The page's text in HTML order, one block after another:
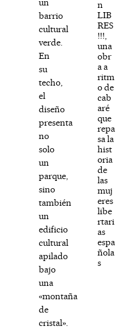
un
barrio
cultural
verde.
En
su
techo,
el
diseño
presenta
no
solo
un
parque,
sino
también
un
edificio
cultural
apilado
bajo
una
«montaña
de
cristal».
n
LIB
RES
!!!,
una
obr
a a
ritm
o de
cab
aré
que
repa
sa la
hist
oria
de
las
muj
eres
libe
rtari
as
espa
ñola
s